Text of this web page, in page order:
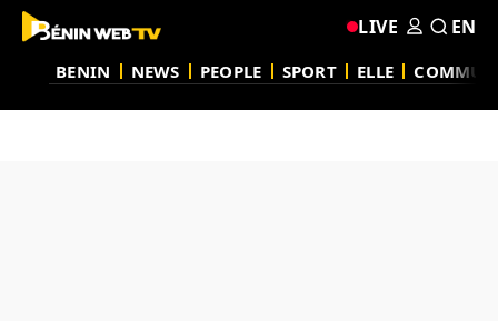
BENIN NEWS PEOPLE SPORT ELLE
LIVE EN